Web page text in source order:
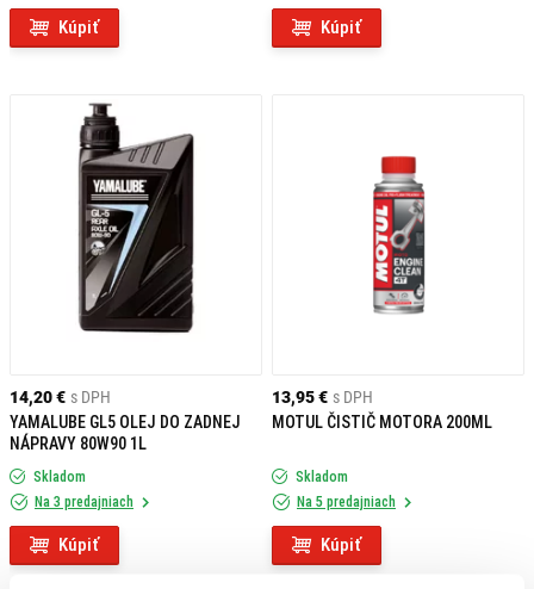
Kúpiť Kúpiť
14,20 € s DPH
YAMALUBE GL5 OLEJ DO ZADNEJ
NÁPRAVY 80W90 1L
Skladom
Na 3 predajniach
Kúpiť
13,95 € s DPH
MOTUL ČISTIČ MOTORA 200ML
Skladom
Na 5 predajniach
Kúpiť